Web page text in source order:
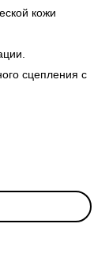
кожи
сцепления с